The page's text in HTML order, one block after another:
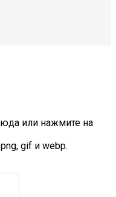
или нажмите на
gif и webp.